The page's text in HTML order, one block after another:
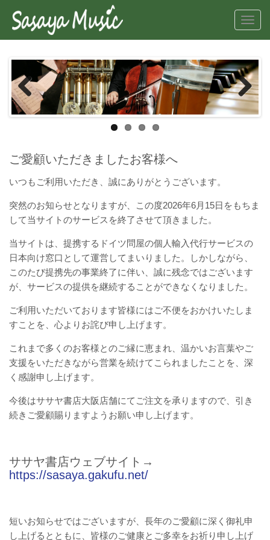
Previous Next
ご愛顧いただきましたお客様へ
いつもご利用いただき、誠にありがとうございます。
突然のお知らせとなりますが、この度2026年6月15日をもちま
して当サイトのサービスを終了させて頂きました。
当サイトは、提携するドイツ問屋の個人輸入代行サービスの
日本向け窓口として運営してまいりました。しかしながら、
このたび提携先の事業終了に伴い、誠に残念ではございます
が、サービスの提供を継続することができなくなりました。
ご利用いただいております皆様にはご不便をおかけいたしま
すことを、心よりお詫び申し上げます。
これまで多くのお客様とのご縁に恵まれ、温かいお言葉やご
支援をいただきながら営業を続けてこられましたことを、深
く感謝申し上げます。
今後はササヤ書店大阪店舗にてご注文を承りますので、引き
続きご愛顧賜りますようお願い申し上げます。
ササヤ書店ウェブサイト→
https://sasaya.gakufu.net/
短いお知らせではございますが、長年のご愛顧に深く御礼申
し上げるとともに、皆様のご健康とご多幸をお祈り申し上げ